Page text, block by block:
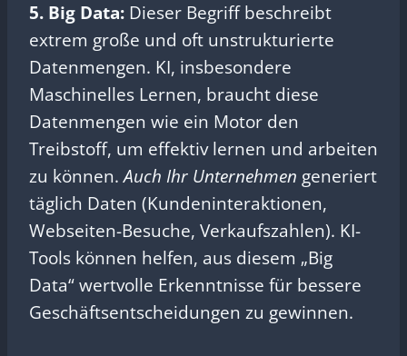
5. Big Data: Dieser Begriff beschreibt
extrem große und oft unstrukturierte
Datenmengen. KI, insbesondere
Maschinelles Lernen, braucht diese
Datenmengen wie ein Motor den
Treibstoff, um effektiv lernen und arbeiten
zu können.Auch Ihr Unternehmen generiert
täglich Daten (Kundeninteraktionen,
Webseiten-Besuche, Verkaufszahlen). KI-
Tools können helfen, aus diesem „Big
Data“ wertvolle Erkenntnisse für bessere
Geschäftsentscheidungen zu gewinnen.